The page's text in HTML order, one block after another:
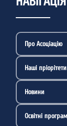
Про Асоціацію
Наші пріорітети
Новини
Освітні